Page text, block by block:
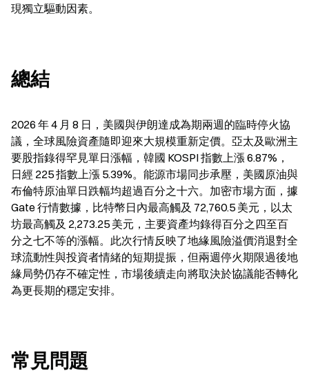
現獨立驅動因素。
總結
2026 年 4 月 8 日，美國與伊朗達成為期兩週的臨時停火協
議，全球風險資產隨即迎來大規模重新定價。亞太及歐洲主
要股指錄得罕見單日漲幅，韓國 KOSPI 指數上漲 6.87%，
日經 225 指數上漲 5.39%。能源市場同步承壓，美國原油與
布倫特原油單日跌幅均超過百分之十六。加密市場方面，據
Gate 行情數據，比特幣日內最高觸及 72,760.5 美元，以太
坊最高觸及 2,273.25 美元，主要資產均錄得百分之四至百
分之七不等的漲幅。此次行情反映了地緣風險溢價消退對全
球流動性與投資者情緒的短期提振，但兩週停火期限過後地
緣局勢仍存不確定性，市場後續走向將取決於協議能否轉化
為更長期的穩定安排。
常見問題